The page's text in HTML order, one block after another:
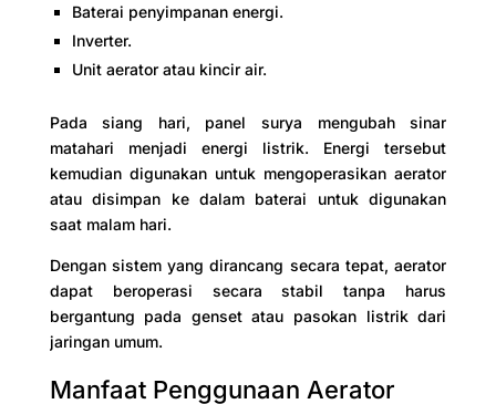
Baterai penyimpanan energi.
Inverter.
Unit aerator atau kincir air.
Pada siang hari, panel surya mengubah sinar
matahari menjadi energi listrik. Energi tersebut
kemudian digunakan untuk mengoperasikan aerator
atau disimpan ke dalam baterai untuk digunakan
saat malam hari.
Dengan sistem yang dirancang secara tepat, aerator
dapat beroperasi secara stabil tanpa harus
bergantung pada genset atau pasokan listrik dari
jaringan umum.
Manfaat Penggunaan Aerator